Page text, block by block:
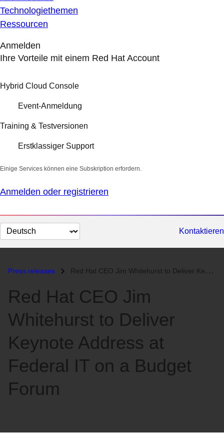
Technologiethemen
Ressourcen
Anmelden
Ihre Vorteile mit einem Red Hat Account
Hybrid Cloud Console
Event-Anmeldung
Training & Testversionen
Erstklassiger Support
Einige Services können eine Subskription erfordern.
Anmelden oder registrieren
Sprache
auswählen
Kontaktieren
Press releases Red Hat CEO Jim Whitehurst to Deliver Keynote Address at Federal IT on...
Red Hat CEO Jim
Whitehurst to Deliver
Keynote Address at
Federal IT on a Budget
Forum